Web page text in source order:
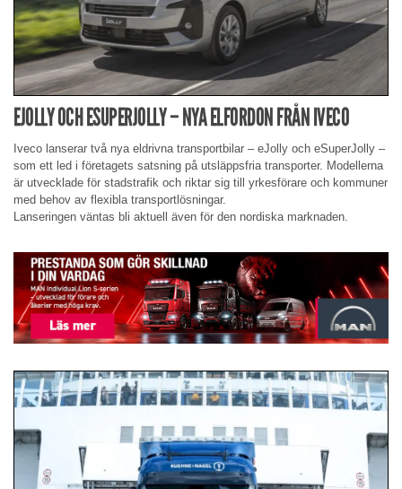
EJOLLY OCH ESUPERJOLLY – NYA ELFORDON FRÅN IVECO
Iveco lanserar två nya eldrivna transportbilar – eJolly och eSuperJolly –
som ett led i företagets satsning på utsläppsfria transporter. Modellerna
är utvecklade för stadstrafik och riktar sig till yrkesförare och kommuner
med behov av flexibla transportlösningar.
Lanseringen väntas bli aktuell även för den nordiska marknaden.